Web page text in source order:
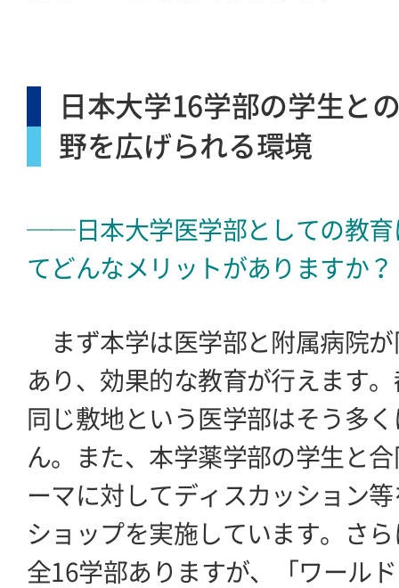
日本大学16学部の学生と
野を広げられる環境
──日本大学医学部としての教育
てどんなメリットがありますか？
まず本学は医学部と附属病院が
あり、効果的な教育が行えます
同じ敷地という医学部はそう多
ん。また、本学薬学部の学生と
ーマに対してディスカッション
ショップを実施しています。さ
全16学部ありますが、「ワール